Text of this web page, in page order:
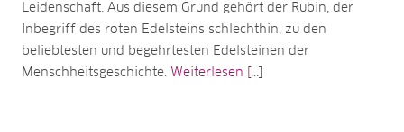
Leidenschaft. Aus diesem Grund gehört der Rubin, der
Inbegriff des roten Edelsteins schlechthin, zu den
beliebtesten und begehrtesten Edelsteinen der
Menschheitsgeschichte. Weiterlesen [...]